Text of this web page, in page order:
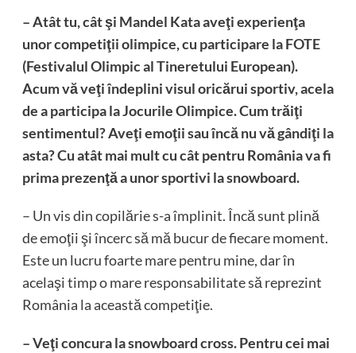
– Atât tu, cât şi Mandel Kata aveţi experienţa
unor competiţii olimpice, cu participare la FOTE
(Festivalul Olimpic al Tineretului European).
Acum vă veţi îndeplini visul oricărui sportiv, acela
de a participa la Jocurile Olimpice. Cum trăiţi
sentimentul? Aveţi emoţii sau încă nu vă gândiţi la
asta? Cu atât mai mult cu cât pentru România va fi
prima prezenţă a unor sportivi la snowboard.
– Un vis din copilărie s-a împlinit. Încă sunt plină
de emoţii şi încerc să mă bucur de fiecare moment.
Este un lucru foarte mare pentru mine, dar în
acelaşi timp o mare responsabilitate să reprezint
România la această competiţie.
– Veţi concura la snowboard cross. Pentru cei mai